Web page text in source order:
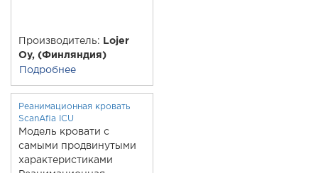
Производитель:
Lojer
Oy, (Финляндия)
Подробнее
Реанимационная кровать
ScanAfia ICU
Модель кровати с
самыми продвинутыми
характеристиками